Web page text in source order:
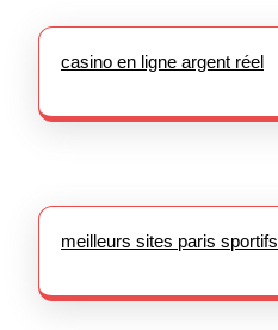
casino en ligne argent réel
meilleurs sites paris sportifs